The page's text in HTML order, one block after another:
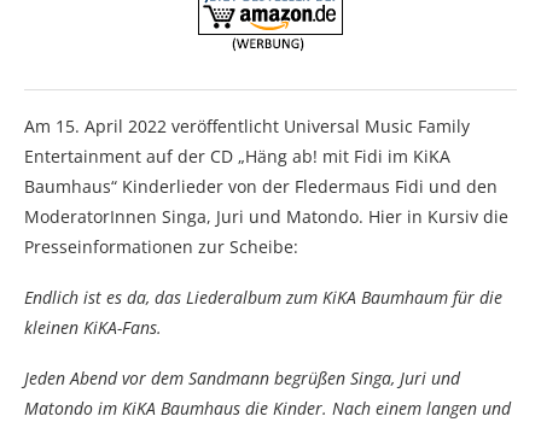
Am 15. April 2022 veröffentlicht Universal Music Family
Entertainment auf der CD „Häng ab! mit Fidi im KiKA
Baumhaus“ Kinderlieder von der Fledermaus Fidi und den
ModeratorInnen Singa, Juri und Matondo. Hier in Kursiv die
Presseinformationen zur Scheibe:
Endlich ist es da, das Liederalbum zum KiKA Baumhaum für die
kleinen KiKA-Fans.
Jeden Abend vor dem Sandmann begrüßen Singa, Juri und
Matondo im KiKA Baumhaus die Kinder. Nach einem langen und